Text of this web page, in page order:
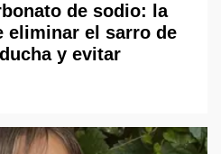
de sodio: la
eliminar el sarro de
y evitar